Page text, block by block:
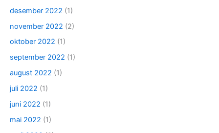
desember 2022 (1)
november 2022 (2)
oktober 2022 (1)
september 2022 (1)
august 2022 (1)
juli 2022 (1)
juni 2022 (1)
mai 2022 (1)